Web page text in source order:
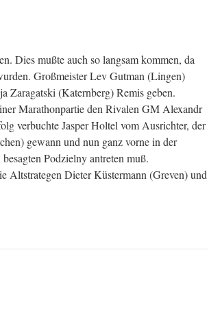
Dies mußte auch so langsam kommen, da
Großmeister Lev Gutman (Lingen)
Zaragatski (Katernberg) Remis geben.
Marathonpartie den Rivalen GM Alexandr
verbuchte Jasper Holtel vom Ausrichter, der
gewann und nun ganz vorne in der
Podzielny antreten muß.
Altstrategen Dieter Küstermann (Greven) und